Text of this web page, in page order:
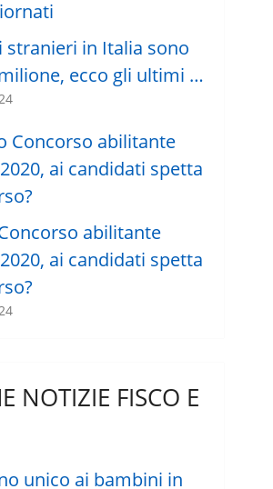
stranieri in Italia sono
ecco gli ultimi …
abilitante
ai candidati spetta
NOTIZIE FISCO E